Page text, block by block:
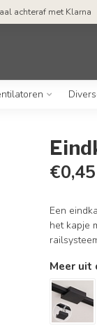
achteraf met Klarna
€0,45
Een
het kapje
Meer uit